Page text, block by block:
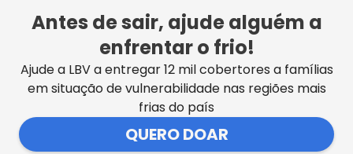
“Eu escolhi ajudar a LBV devido
ao comprometimento com as
pessoas que precisam de ajuda, de
suporte, pelo seu companheirismo
e a sua generosidade e seu
Antes de sair, ajude alguém a
enfrentar o frio!
Ajude a LBV a entregar 12 mil cobertores a famílias
em situação de vulnerabilidade nas regiões mais
frias do país
QUERO DOAR